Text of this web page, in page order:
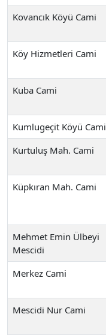
Kovancık Köyü Cami
Köy Hizmetleri Cami
Kuba Cami
Kumlugeçit Köyü Cami
Kurtuluş Mah. Cami
Küpkıran Mah. Cami
Mehmet Emin Ülbeyi
Mescidi
Merkez Cami
Mescidi Nur Cami